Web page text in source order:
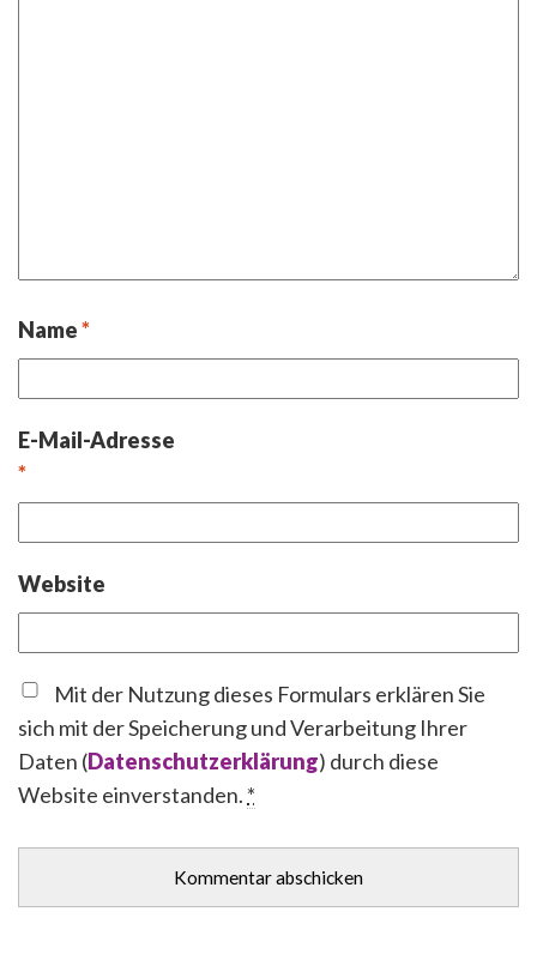
Name*
E-Mail-Adresse
*
Website
Mit der Nutzung dieses Formulars erklären Sie
sich mit der Speicherung und Verarbeitung Ihrer
Daten (Datenschutzerklärung) durch diese
Website einverstanden. *